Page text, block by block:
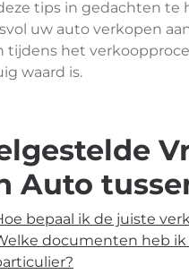
tips in gedachten te
uw auto verkopen
tijdens het
waard is.
Auto
bepaal ik de juiste
documenten heb ik